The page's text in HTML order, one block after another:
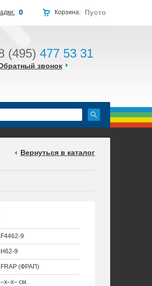
(495) 477 53 31
звонок
Вернуться в каталог
F4462-9
H62-9
FRAP (ФРАП)
–x–x– см.
Корзина: Пусто
0